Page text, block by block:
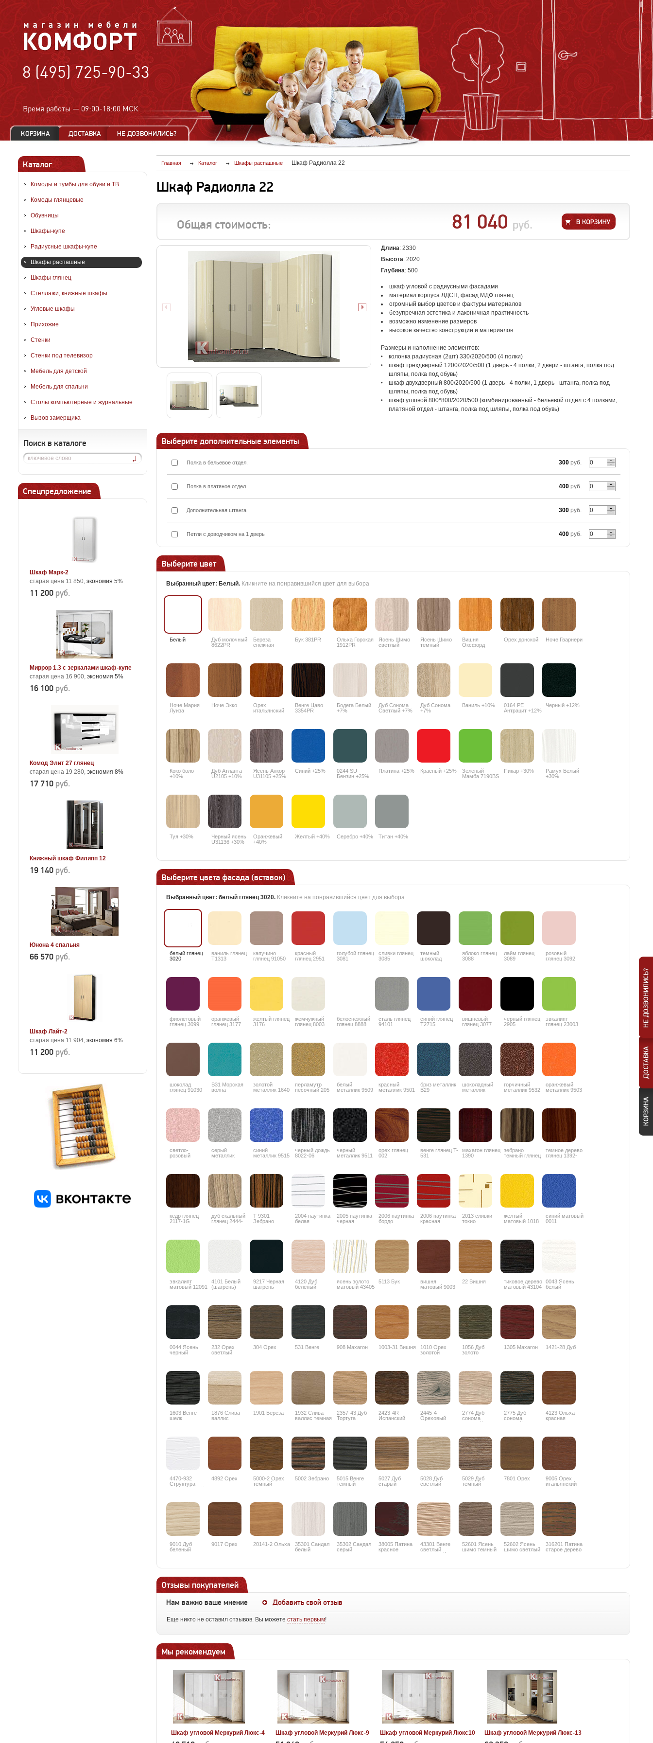
8 (495) 725-90-33
Время работы — 09:00-18:00 МСК
Каталог
Комоды и тумбы для обуви и ТВ
Комоды глянцевые
Обувницы
Шкафы-купе
Радиусные шкафы-купе
Шкафы распашные
Шкафы глянец
Стеллажи, книжные шкафы
Угловые шкафы
Прихожие
Стенки
Стенки под телевизор
Мебель для детской
Мебель для спальни
Столы компьютерные и журнальные
Вызов замерщика
Поиск в каталоге
Спецпредложение
Шкаф Марк-2
старая цена 11 850, экономия 5%
11 200 руб.
Миррор 1.3 с зеркалами шкаф-купе
старая цена 16 900, экономия 5%
16 100 руб.
Комод Элит 27 глянец
старая цена 19 280, экономия 8%
17 710 руб.
Книжный шкаф Филипп 12
19 140 руб.
Юнона 4 спальня
66 570 руб.
Шкаф Лайт-2
старая цена 11 904, экономия 6%
11 200 руб.
Главная Каталог Шкафы распашные Шкаф Радиолла 22
Шкаф Радиолла 22
Общая стоимость: 81 040 руб.
Длина: 2330
Высота: 2020
Глубина: 500
шкаф угловой с радиусными фасадами
материал корпуса ЛДСП, фасад МДФ глянец
огромный выбор цветов и фактуры материалов
безупречная эстетика и лаконичная практичность
возможно изменение размеров
высокое качество конструкции и материалов
Размеры и наполнение элементов:
колонка радиусная (2шт) 330/2020/500 (4 полки)
шкаф трехдверный 1200/2020/500 (1 дверь - 4 полки, 2 двери - штанга, полка под
шляпы, полка под обувь)
шкаф двухдверный 800/2020/500 (1 дверь - 4 полки, 1 дверь - штанга, полка под
шляпы, полка под обувь)
шкаф угловой 800*800/2020/500 (комбинированный - бельевой отдел с 4 полками,
платяной отдел - штанга, полка под шляпы, полка под обувь)
Выберите дополнительные элементы
Полка в бельевое отдел. 300 руб.
Полка в платяное отдел 400 руб.
Дополнительная штанга 300 руб.
Петли с доводчиком на 1 дверь 400 руб.
Выберите цвет
Выбранный цвет: Белый. Кликните на понравившийся цвет для выбора
Белый
Дуб молочный
8622PR
Береза
снежная
Бук 381PR
Ольха Горская
1912PR
Ясень Шимо
светлый
Ясень Шимо
темный
Вишня
Оксфорд
Орех донской Ноче Гварнери
Ноче Мария
Луиза
Ноче Экко
Орех
итальянский
Венге Цаво
3354PR
Бодега Белый
+7%
Дуб Сонома
Светлый +7%
Дуб Сонома
+7%
Ваниль +10%
0164 РЕ
Антрацит +12%
Черный +12%
Коко боло
+10%
Дуб Атланта
U2105 +10%
Ясень Анкор
U31105 +25%
Синий +25%
0244 SU
Бензин +25%
Платина +25% Красный +25%
Зеленый
Мамба 7190BS
Пикар +30%
Рамух Белый
+30%
Туя +30%
Черный ясень
U31136 +30%
Оранжевый
+40%
Желтый +40% Серебро +40% Титан +40%
Выберите цвета фасада (вставок)
Выбранный цвет: белый глянец 3020. Кликните на понравившийся цвет для выбора
белый глянец
3020
ваниль глянец
T1313
капучино
глянец 91050
красный
глянец 2951
голубой глянец
3081
сливки глянец
3085
темный
шоколад
яблоко глянец
3088
лайм глянец
3089
розовый
глянец 3092
фиолетовый
глянец 3099
оранжевый
глянец 3177
желтый глянец
3176
жемчужный
глянец 8003
белоснежный
глянец 8888
сталь глянец
94101
синий глянец
T2715
вишневый
глянец 3077
черный глянец
2905
эвкалипт
глянец 23003
шоколад
глянец 91030
В31 Морская
волна
золотой
металлик 1640
перламутр
песочный 205
белый
металлик 9509
красный
металлик 9501
бриз металлик
B29
шоколадный
металлик
горчичный
металлик 9532
оранжевый
металлик 9503
светло-
розовый
серый
металлик
синий
металлик 9515
черный дождь
8022-06
черный
металлик 9511
орех глянец
002
венге глянец T-
531
махагон глянец
1390
зебрано
темный глянец
темное дерево
глянец 1392-
кедр глянец
2117-1G
дуб скальный
глянец 2444-
Т 9301
Зебрано
2004 паутинка
белая
2005 паутинка
черная
2006 паутинка
бордо
2006 паутинка
красная
2013 сливки
токио
желтый
матовый 1018
синий матовый
0011
эвкалипт
матовый 12091
4101 Белый
(шагрень)
9217 Черная
шагрень
4120 Дуб
беленый
ясень золото
матовый 43405
5113 Бук
вишня
матовый 9003
22 Вишня
тиковое дерево
матовый 43104
0043 Ясень
белый
0044 Ясень
черный
232 Орех
светлый
304 Орех 531 Венге 908 Махагон 1003-31 Вишня
1010 Орех
золотой
1056 Дуб
золото
1305 Махагон 1421-28 Дуб
1603 Венге
шелк
1876 Слива
валлис
1901 Береза
1932 Слива
валлис темная
2357-43 Дуб
Тортуга
2423-4R
Испанский
2445-4
Ореховый
2774 Дуб
сонома
светлый
2775 Дуб
сонома
темный
4123 Ольха
красная
4470-932
Структура
дерева белый
4892 Орех
5000-2 Орех
темный
5002 Зебрано
5015 Венге
темный
5027 Дуб
старый
5028 Дуб
светлый
5029 Дуб
темный
7801 Орех
9005 Орех
итальянский
9010 Дуб
беленый
9017 Орех 20141-2 Ольха
35301 Сандал
белый
35302 Сандал
серый
38005 Патина
красное
43301 Венге
светлый
рифленый
52601 Ясень
шимо темный
52602 Ясень
шимо светлый
316201 Патина
старое дерево
Отзывы покупателей
Нам важно ваше мнение Добавить свой отзыв
Еще никто не оставил отзывов. Вы можете стать первым!
Мы рекомендуем
Шкаф угловой Меркурий Люкс-4 Шкаф угловой Меркурий Люкс-9 Шкаф угловой Меркурий Люкс10 Шкаф угловой Меркурий Люкс-13